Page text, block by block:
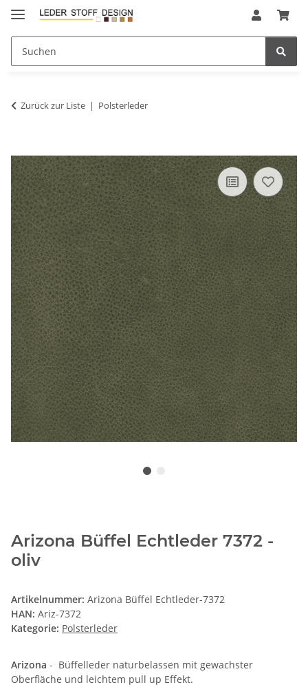
Zurück zur Liste Polsterleder
Arizona Büffel Echtleder 7372 -
oliv
Artikelnummer: Arizona Büffel Echtleder-7372
HAN: Ariz-7372
Kategorie: Polsterleder
Arizona - Büffelleder naturbelassen mit gewachster
Oberfläche und leichtem pull up Effekt.